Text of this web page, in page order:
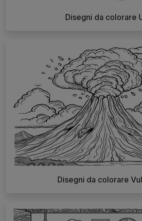
Disegni da colorare
Disegni da colorare